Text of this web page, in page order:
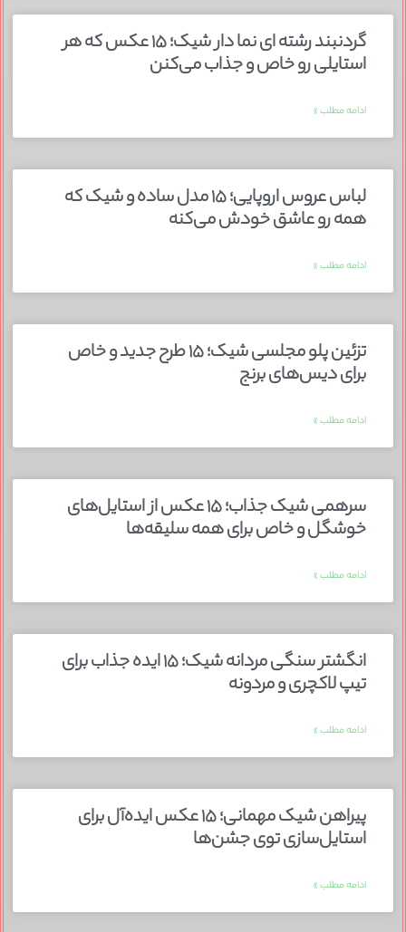
گردنبند رشته ای نما دار شیک؛ ۱۵ عکس که هر
استایلی رو خاص و جذاب می‌کنن
ادامه مطلب »
لباس عروس اروپایی؛ ۱۵ مدل ساده و شیک که
همه رو عاشق خودش می‌کنه
ادامه مطلب »
تزئین پلو مجلسی شیک؛ ۱۵ طرح جدید و خاص
برای دیس‌های برنج
ادامه مطلب »
سرهمی شیک جذاب؛ ۱۵ عکس از استایل‌های
خوشگل و خاص برای همه سلیقه‌ها
ادامه مطلب »
انگشتر سنگی مردانه شیک؛ ۱۵ ایده جذاب برای
تیپ لاکچری و مردونه
ادامه مطلب »
پیراهن شیک مهمانی؛ ۱۵ عکس ایده‌آل برای
استایل‌سازی توی جشن‌ها
ادامه مطلب »